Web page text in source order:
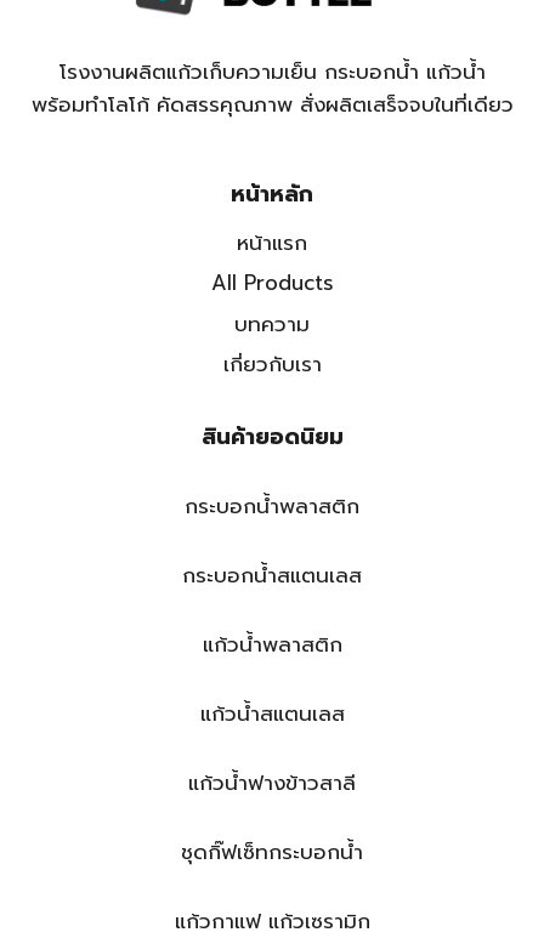
โรงงานผลิตแก้วเก็บความเย็น กระบอกน้ำ แก้วน้ำ
พร้อมทำโลโก้ คัดสรรคุณภาพ สั่งผลิตเสร็จจบในที่เดียว
หน้าหลัก
หน้าแรก
All Products
บทความ
เกี่ยวกับเรา
สินค้ายอดนิยม
กระบอกน้ำพลาสติก
กระบอกน้ำสแตนเลส
แก้วน้ำพลาสติก
แก้วน้ำสแตนเลส
แก้วน้ำฟางข้าวสาลี
ชุดกิ๊ฟเซ็ทกระบอกน้ำ
แก้วกาแฟ แก้วเซรามิก